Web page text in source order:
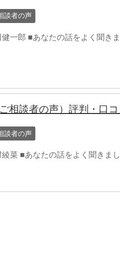
談者の声
一郎 ■あなたの話をよく聞き
相談者の声）評判・口コ
談者の声
菜 ■あなたの話をよく聞きま